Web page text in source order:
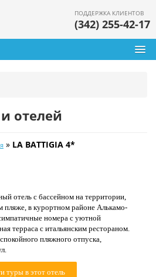
ПОДДЕРЖКА КЛИЕНТОВ
(342) 255-42-17
отелей
» LA BATTIGIA 4*
отель с бассейном на территории,
пляже, в курортном районе Алькамо-
номера с уютной
терраса с итальянским рестораном.
пляжного отпуска,
туры в этот отель